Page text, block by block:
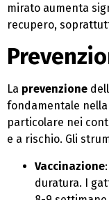
mirato aumenta
recupero,
La prevenzione
fondamentale
particolare nei
e a rischio. Gli
Vaccinazione
duratura. I